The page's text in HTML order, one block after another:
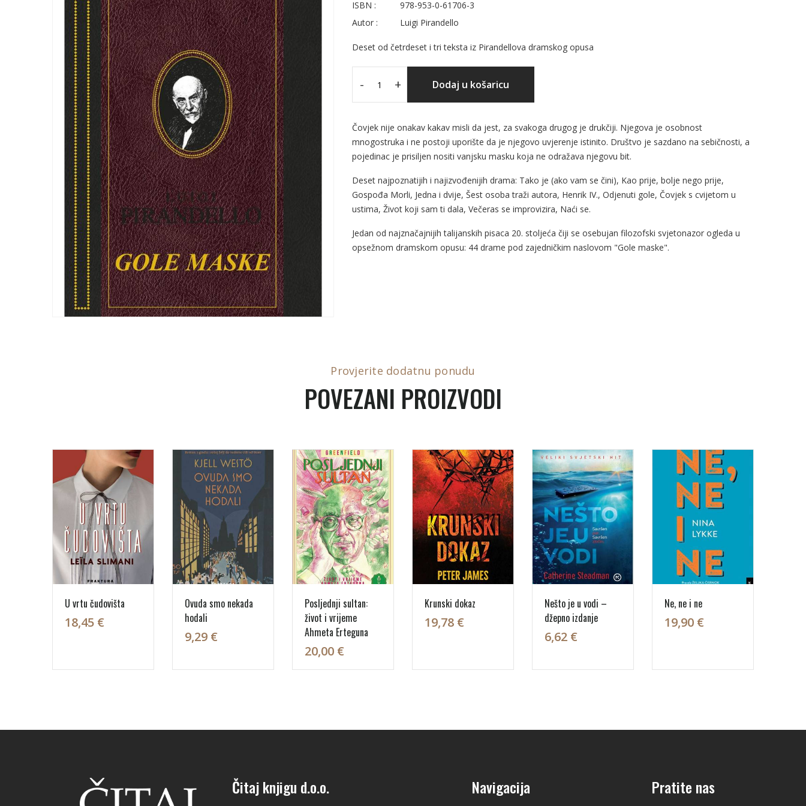
ISBN :
978-953-0-61706-3
Autor :
Luigi Pirandello
Deset od četrdeset i tri teksta iz Pirandellova dramskog opusa
- + Dodaj u košaricu
Čovjek nije onakav kakav misli da jest, za svakoga drugog je drukčiji. Njegova je osobnost
mnogostruka i ne postoji uporište da je njegovo uvjerenje istinito. Društvo je sazdano na sebičnosti, a
pojedinac je prisiljen nositi vanjsku masku koja ne odražava njegovu bit.
Deset najpoznatijih i najizvođenijih drama: Tako je (ako vam se čini), Kao prije, bolje nego prije,
Gospođa Morli, Jedna i dvije, Šest osoba traži autora, Henrik IV., Odjenuti gole, Čovjek s cvijetom u
ustima, Život koji sam ti dala, Večeras se improvizira, Naći se.
Jedan od najznačajnijih talijanskih pisaca 20. stoljeća čiji se osebujan filozofski svjetonazor ogleda u
opsežnom dramskom opusu: 44 drame pod zajedničkim naslovom "Gole maske".
Provjerite dodatnu ponudu
POVEZANI PROIZVODI
U vrtu čudovišta
18,45 €
Ovuda smo nekada
hodali
9,29 €
Posljednji sultan:
život i vrijeme
Ahmeta Erteguna
20,00 €
Krunski dokaz
19,78 €
Nešto je u vodi –
džepno izdanje
6,62 €
Ne, ne i ne
19,90 €
Čitaj knjigu d.o.o. Navigacija Pratite nas